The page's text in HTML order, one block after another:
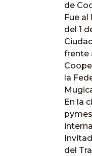
de
Fue
del 1
Ciudad
frente
la
En la
del